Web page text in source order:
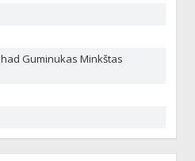
Guminukas Minkštas